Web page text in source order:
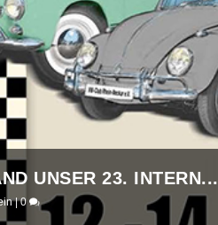
UNSER 23. INTERN...
|0